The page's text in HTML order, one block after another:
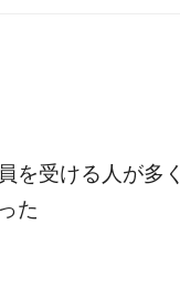
を受ける人が多
た